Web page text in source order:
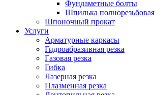
Фундаметные болты
Шпилька полнорезьбовая
Шпоночный прокат
Услуги
Арматурные каркасы
Гидроабразивная резка
Газовая резка
Гибка
Лазерная резка
Плазменная резка